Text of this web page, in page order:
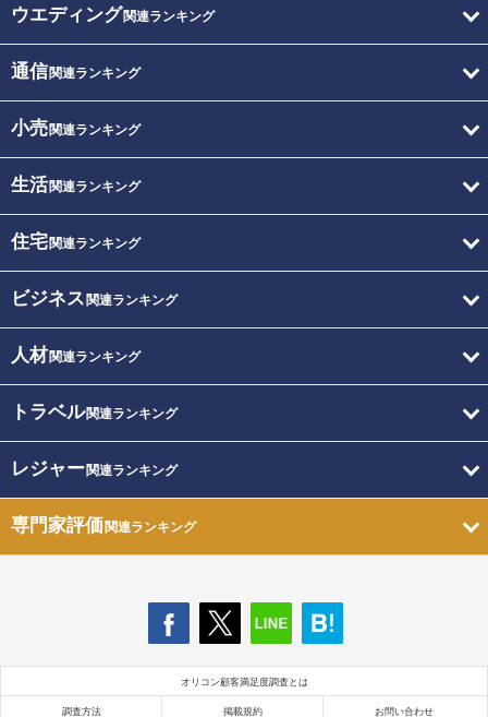
ウエディング関連ランキング
通信関連ランキング
小売関連ランキング
生活関連ランキング
住宅関連ランキング
ビジネス 関連ランキング
人材関連ランキング
トラベル関連ランキング
レジャー関連ランキング
専門家評価関連ランキング
オリコン顧客満足度調査とは
調査方法 掲載規約 お問い合わせ